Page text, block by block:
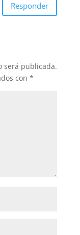
Responder
será publicada.
con *